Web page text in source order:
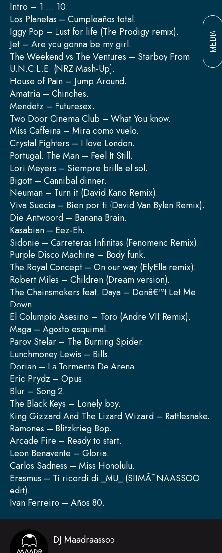
MEDIA
Intro – 1 … 10.
Los Planetas – Cumpleaños total.
Iggy Pop – Lust for life (The Prodigy remix).
Jet – Are you gonna be my girl.
The Weekend vs The Ventures – Starboy From
U.N.C.L.E. (NRZ Mash-Up).
House of Pain – Jump Around.
Amatria – Chinches.
Mendetz – Futuresex.
Two Door Cinema Club – What You know.
Miss Caffeina – Mira como vuelo.
Crystal Fighters – I love London.
Portugal. The Man – Feel It Still.
Lori Meyers – Siempre brilla el sol.
Bigott – Cannibal dinner.
Neuman – Turn it (David Kano Remix).
Viva Suecia – Bien por ti (David Van Bylen Remix).
Die Antwoord – Banana Brain.
Kasabian – Eez-Eh.
Sidonie – Carreteras Infinitas (Fenomeno Remix).
Purple Disco Machine – Body funk.
The Royal Concept – On our way (ElyElla remix).
Robert Miles – Children (Dream version).
The Chainsmokers feat. Daya – Donâ€™t Let Me
Down.
El Columpio Asesino – Toro (Andre VII Remix).
Maga – Agosto esquimal.
Parov Stelar – The Burning Spider.
Lunchmoney Lewis – Bills.
Dorian – La Tormenta De Arena.
Eric Prydz – Opus.
Blur – Song 2.
The Black Keys – Lonely boy.
King Gizzard And The Lizard Wizard – Rattlesnake.
Ramones – Blitzkrieg Bop.
Arcade Fire – Ready to start.
Leon Benavente – Gloria.
Carlos Sadness – Miss Honolulu.
Erasmus – Ti ricordi di _MU_ (SIIMÃ˜NAASSOO
edit).
Ivan Ferreiro – Años 80.
DJ Maadraassoo